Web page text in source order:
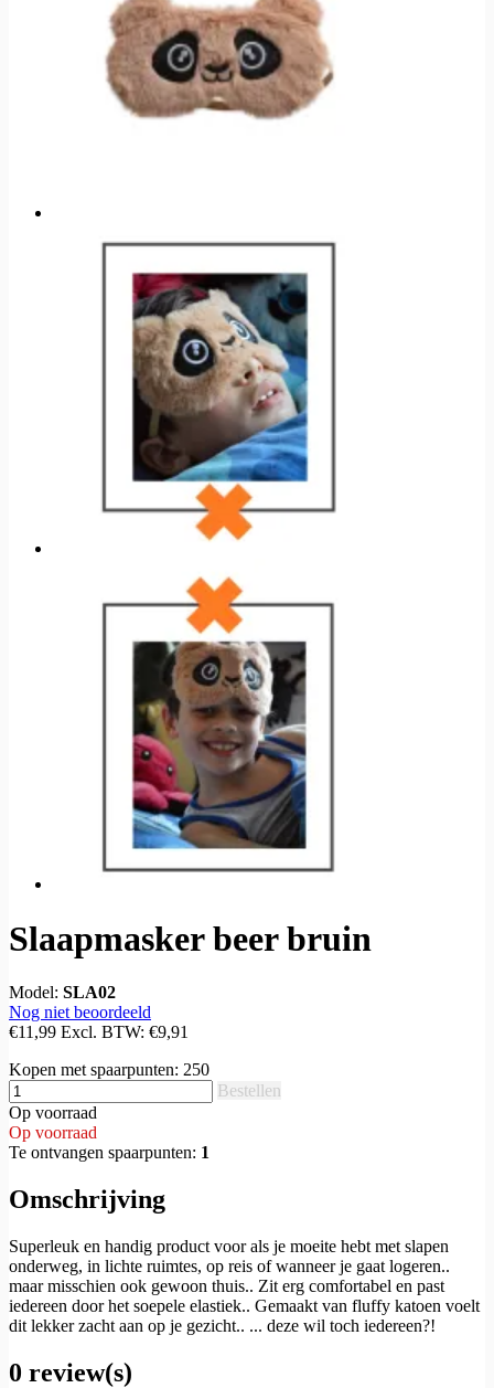
Slaapmasker beer bruin
Model: SLA02
Nog niet beoordeeld
€11,99 Excl. BTW: €9,91
Kopen met spaarpunten: 250
Bestellen
Op voorraad
Op voorraad
Te ontvangen spaarpunten: 1
Omschrijving
Superleuk en handig product voor als je moeite hebt met slapen
onderweg, in lichte ruimtes, op reis of wanneer je gaat logeren..
maar misschien ook gewoon thuis.. Zit erg comfortabel en past
iedereen door het soepele elastiek.. Gemaakt van fluffy katoen voelt
dit lekker zacht aan op je gezicht.. ... deze wil toch iedereen?!
0 review(s)